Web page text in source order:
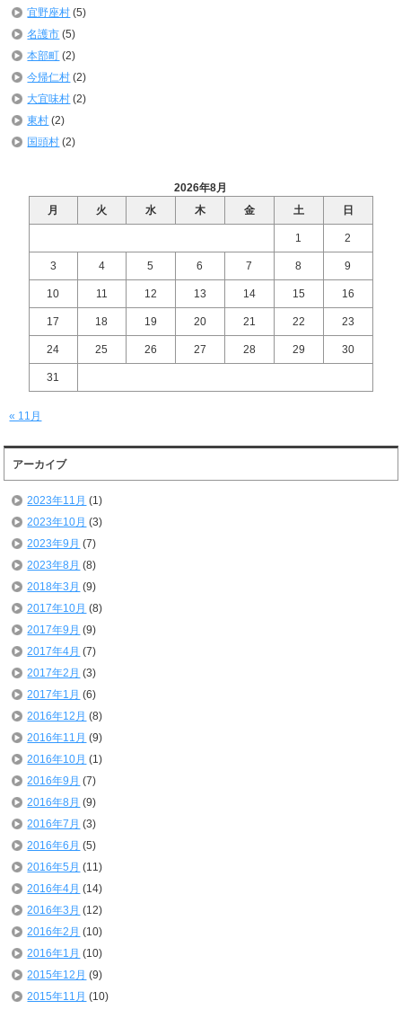
宜野座村 (5)
名護市 (5)
本部町 (2)
今帰仁村 (2)
大宜味村 (2)
東村 (2)
国頭村 (2)
2026年8月
月
火 水 木 金 土 日
1 2
3 4 5 6 7 8 9
10 11 12 13 14 15 16
17 18 19 20 21 22 23
24 25 26 27 28 29 30
31
« 11月
アーカイブ
2023年11月 (1)
2023年10月 (3)
2023年9月 (7)
2023年8月 (8)
2018年3月 (9)
2017年10月 (8)
2017年9月 (9)
2017年4月 (7)
2017年2月 (3)
2017年1月 (6)
2016年12月 (8)
2016年11月 (9)
2016年10月 (1)
2016年9月 (7)
2016年8月 (9)
2016年7月 (3)
2016年6月 (5)
2016年5月 (11)
2016年4月 (14)
2016年3月 (12)
2016年2月 (10)
2016年1月 (10)
2015年12月 (9)
2015年11月 (10)